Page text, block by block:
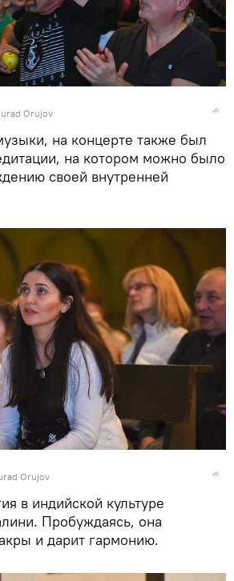
Orujov
на концерте также был
на котором можно было
своей внутренней
Orujov
в индийской культуре
Пробуждаясь, она
и дарит гармонию.